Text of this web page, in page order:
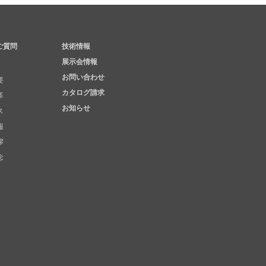
質問
技術情報
展示会情報
お問い合わせ
カタログ請求
お知らせ